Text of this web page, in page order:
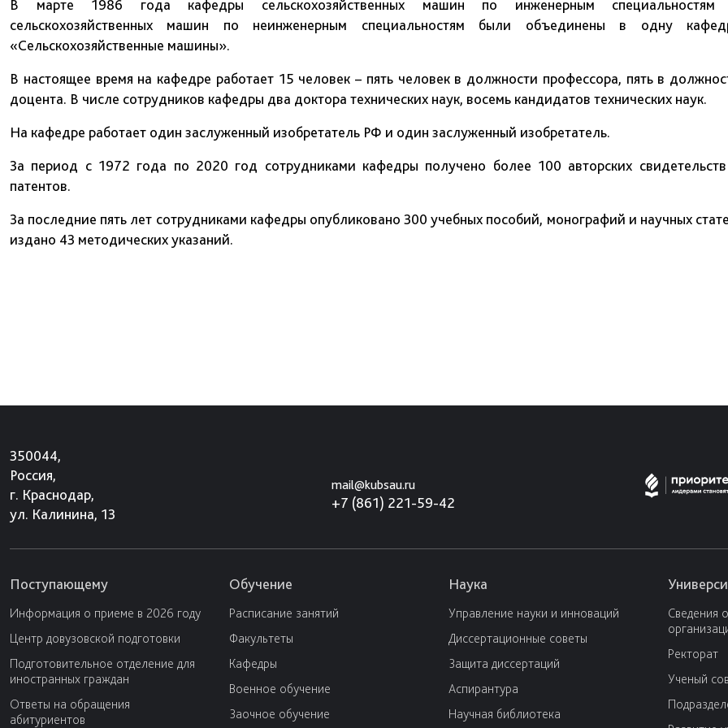
В марте 1986 года кафедры сельскохозяйственных машин по инженерным
сельскохозяйственных машин по неинженерным специальностям были объединены в одну
«Сельскохозяйственные машины».
В настоящее время на кафедре работает 15 человек – пять человек в должности профессора, пять в
доцента. В числе сотрудников кафедры два доктора технических наук, восемь кандидатов технических наук.
На кафедре работает один заслуженный изобретатель РФ и один заслуженный изобретатель.
За период с 1972 года по 2020 год сотрудниками кафедры получено более 100 авторских
патентов.
За последние пять лет сотрудниками кафедры опубликовано 300 учебных пособий, монографий и научных
издано 43 методических указаний.
350044,
Россия,
г. Краснодар,
ул. Калинина, 13
mail@kubsau.ru
+7 (861) 221-59-42
Поступающему
Информация о приеме в 2026 году
Центр довузовской подготовки
Подготовительное отделение для
иностранных граждан
Ответы на обращения
абитуриентов
Обучение
Расписание занятий
Факультеты
Кафедры
Военное обучение
Заочное обучение
Наука
Управление науки и инноваций
Диссертационные советы
Защита диссертаций
Аспирантура
Научная библиотека
Сведения
Ректорат
Ученый